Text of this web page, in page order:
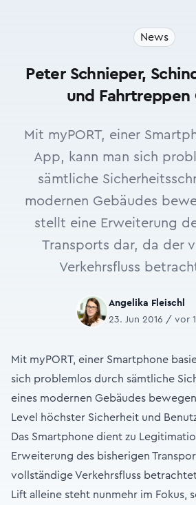
News
Peter Schnieper,
und Fahrtreppen
Mit myPORT, einer
App, kann man sich
sämtliche
modernen Gebäudes
stellt eine Erweiterung
Transports dar, da der
Verkehrsfluss
Angelika Fleischl
23. Jun 2016 / vor
Mit myPORT, einer Smartphone
sich problemlos durch sämtliche
eines modernen Gebäudes
Level höchster Sicherheit und
Das Smartphone dient zu
Erweiterung des bisherigen
vollständige Verkehrsfluss
Lift alleine steht nunmehr im Fokus,